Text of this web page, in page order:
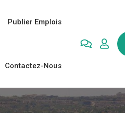
Publier Emplois
Contactez-Nous